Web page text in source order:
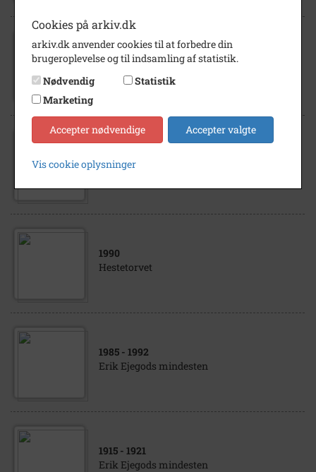
1973
Erik Ejegods mindesten.
1990
Hestetorvet
1985 - 1992
Erik Ejegods mindesten
1915 - 1921
Erik Ejegods mindesten
Cookies på arkiv.dk
arkiv.dk anvender cookies til at forbedre din
brugeroplevelse og til indsamling af statistik.
Nødvendig
Statistik
Marketing
Accepter nødvendige Accepter valgte
Vis cookie oplysninger